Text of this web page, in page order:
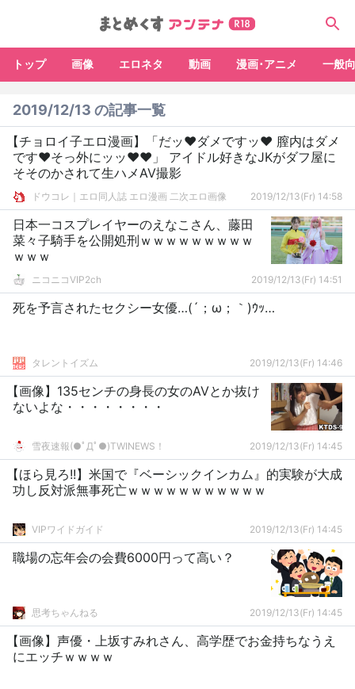
トップ 画像 エロネタ 動画 漫画･アニメ 一般
2019/12/13 の記事一覧
【チョロイ子エロ漫画】「だッ♥ダメですッ♥ 膣内はダメ
です♥そっ外にッッ♥♥」 アイドル好きなJKがダフ屋に
そそのかされて生ハメAV撮影
ドウコレ｜エロ同人誌 エロ漫画 二次エロ画像 2019/12/13(Fr) 14:58
日本一コスプレイヤーのえなこさん、藤田
菜々子騎手を公開処刑ｗｗｗｗｗｗｗｗｗ
ｗｗｗ
ニコニコVIP2ch 2019/12/13(Fr) 14:51
死を予言されたセクシー女優…(´；ω；｀)ｳｯ…
タレントイズム 2019/12/13(Fr) 14:46
【画像】135センチの身長の女のAVとか抜け
ないよな・・・・・・・・
雪夜速報(●ﾟДﾟ●)TWINEWS！ 2019/12/13(Fr) 14:45
【ほら見ろ!!】米国で『ベーシックインカム』的実験が大成
功し反対派無事死亡ｗｗｗｗｗｗｗｗｗｗｗ
VIPワイドガイド 2019/12/13(Fr) 14:45
職場の忘年会の会費6000円って高い？
思考ちゃんねる 2019/12/13(Fr) 14:45
【画像】声優・上坂すみれさん、高学歴でお金持ちなうえ
にエッチｗｗｗｗ